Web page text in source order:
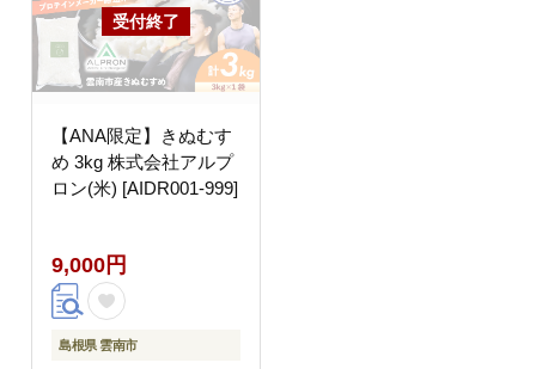
【ANA限定】きぬむす
め 3kg 株式会社アルプ
ロン(米) [AIDR001-999]
9,000円
島根県 雲南市